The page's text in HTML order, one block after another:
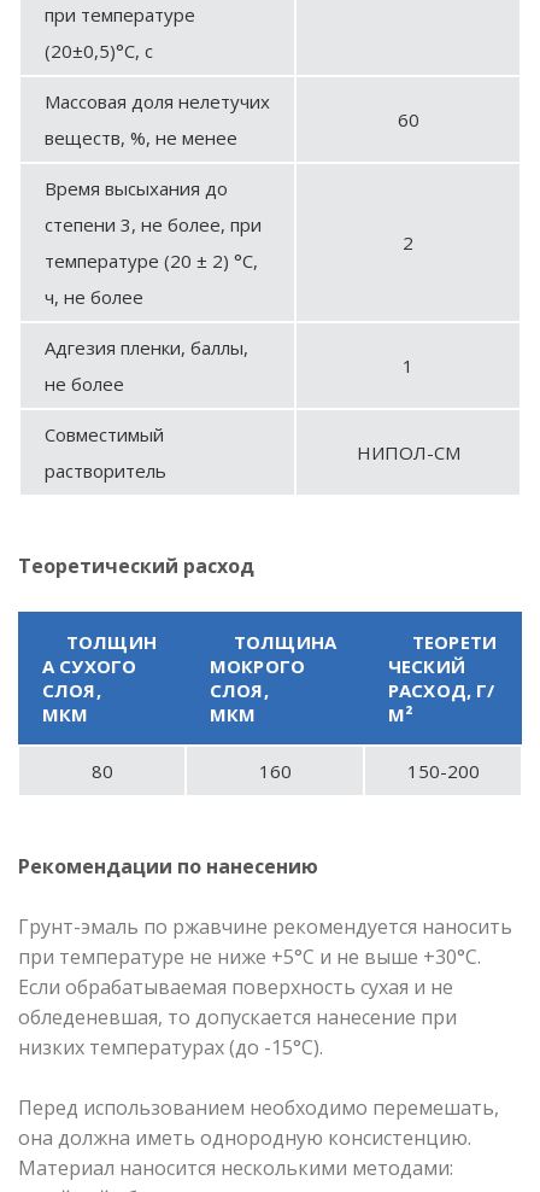
при температуре
(20±0,5)°С, с
Массовая доля нелетучих
веществ, %, не менее
60
Время высыхания до
степени 3, не более, при
температуре (20 ± 2) °С,
ч, не более
2
Адгезия пленки, баллы,
не более
1
Совместимый
растворитель
НИПОЛ-СМ
Теоретический расход
ТОЛЩИН
А СУХОГО
СЛОЯ,
МКМ
ТОЛЩИНА
МОКРОГО
СЛОЯ,
МКМ
ТЕОРЕТИ
ЧЕСКИЙ
РАСХОД, Г/
М²
80 160 150-200
Рекомендации по нанесению
Грунт-эмаль по ржавчине рекомендуется наносить
при температуре не ниже +5°С и не выше +30°С.
Если обрабатываемая поверхность сухая и не
обледеневшая, то допускается нанесение при
низких температурах (до -15°С).
Перед использованием необходимо перемешать,
она должна иметь однородную консистенцию.
Материал наносится несколькими методами: